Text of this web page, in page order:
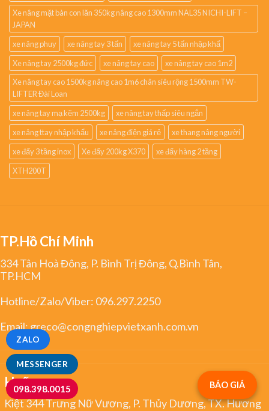
MESSENGER
ZALO
098.398.0015
Xe nâng mặt bàn con lăn 350kg nâng cao 1300mm NAL35 NICHI-LIFT –
JAPAN
xe nâng phuy
xe nâng tay 3 tấn
xe nâng tay 5 tấn nhập khẩ
Xe nâng tay 2500kg đức
xe nâng tay cao
xe nâng tay cao 1m2
Xe nâng tay cao 1500kg nâng cao 1m6 chân siêu rộng 1500mm TW-
LIFTER Đài Loan
xe nâng tay mạ kẽm 2500kg
xe nâng tay thấp siêu ngắn
xe nâng ttay nhập khẩu
xe nâng điện giá rẻ
xe thang nâng người
xe đẩy 3 tầng inox
Xe đẩy 200kg X370
xe đẩy hàng 2 tầng
XTH200T
TP.Hồ Chí Minh
334 Tân Hoà Đông, P. Bình Trị Đông, Q.Bình Tân,
TP.HCM
Hotline/Zalo/Viber: 096.297.2250
Email:greco@congnghiepvietxanh.com.vn
Huế
Kiệt 344 Trưng Nữ Vương, P. Thủy Dương, TX. Hương
BÁO GIÁ